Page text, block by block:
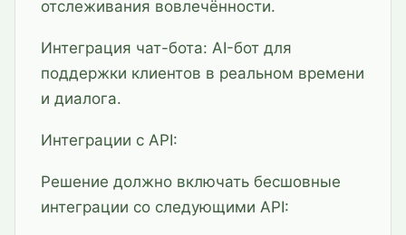
отслеживания вовлечённости.
Интеграция чат-бота: AI-бот для
поддержки клиентов в реальном времени
и диалога.
Интеграции с API:
Решение должно включать бесшовные
интеграции со следующими API: